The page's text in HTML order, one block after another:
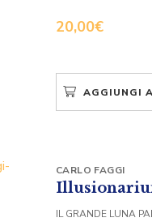
20,00€
AGGIUNGI
CARLO FAGGI
IL GRANDE LUNA